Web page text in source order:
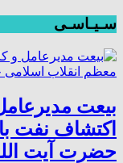
سـیـاسـی
بیعت
اکتشاف نفت
حضرت آیت